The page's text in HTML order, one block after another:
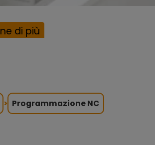
di più
> Programmazione NC